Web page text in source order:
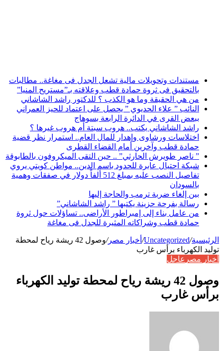
مستندات وتحويلات مالية تشعل الجدل فى مغاغة.. مطالبات
بالتحقيق فى ثروة حمادة قطب وعلاقته بـ”مستريح المنيا”
من هي الحقيقة وما هو الكذب ؟ للدكتور راشد الشاشاني
النائب ” علاء الحديوي ” يحصل على اعتماد للحيز العمراني
ببعض القرى في الدائرة الرابعة بسوهاج
راشد الشاشاني يكتب.. هروب سبتة أم هروب غيرها ؟
اختلاسات ورشاوى وإهدار للمال العام.. استمرار نظر قضية
حمادة قطب وآخرين أمام القضاء القطرى
” ناصر طويرش الحارثي” .. حين التقى الميكروفون بالطابوقة
شبكة احتيال عابرة للحدود باسم الدين.. مواطن كويتي يروي
تفاصيل النصب عليه بمبلغ 512 ألفاً دولار في صفقات وهمية
بالسودان
بين إلغاء ضربة ترمب والحاجة إليها
رسالة بفرحة حزينة يكتبها ” راشد الشاشاني”
من عامل بناء إلى إمبراطور الأراضى.. تساؤلات حول ثروة
حمادة قطب وشراكاته المثيرة للجدل فى مغاغة
الرئيسية/
Uncategorized
/ أخبار مصر/
وصول 42 ريشة رياح لمحطة
توليد الكهرباء برأس غارب
أخبار مصر عاجل
وصول 42 ريشة رياح لمحطة توليد الكهرباء
برأس غارب